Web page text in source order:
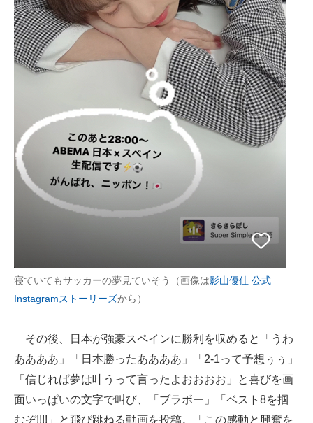
寝ていてもサッカーの夢見ていそう（画像は影山優佳 公式
Instagramストーリーズから）
その後、日本が強豪スペインに勝利を収めると「うわ
ああああ」「日本勝ったああああ」「2-1って予想ぅぅ」
「信じれば夢は叶うって言ったよおおおお」と喜びを画
面いっぱいの文字で叫び、「ブラボー」「ベスト8を掴
むぞ!!!!」と飛び跳ねる動画を投稿。「この感動と興奮を